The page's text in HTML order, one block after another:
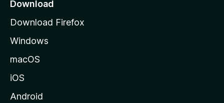
Download
Download Firefox
Windows
macOS
iOS
Android